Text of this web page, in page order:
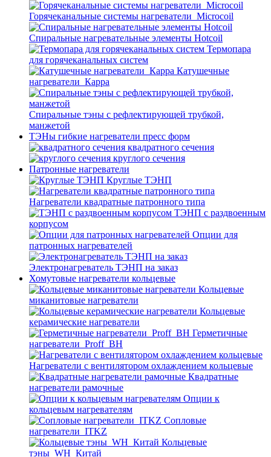
Горячеканальные системы нагреватели_Microcoil
Спиральные нагревательные элементы Hotcoil
Термопара
для горячеканальных систем
Катушечные
нагреватели_Карра
Спиральные тэны с рефлектирующей трубкой,
манжетой
ТЭНы гибкие нагреватели пресс форм
квадратного сечения
круглого сечения
Патронные нагреватели
Круглые ТЭНП
Нагреватели квадратные патронного типа
ТЭНП с раздвоенным
корпусом
Опции для
патронных нагревателей
Электронагреватель ТЭНП на заказ
Хомутовые нагреватели кольцевые
Кольцевые
миканитовые нагреватели
Кольцевые
керамические нагреватели
Герметичные
нагреватели_Proff_BH
Нагреватели с вентилятором охлаждением кольцевые
Квадратные
нагреватели рамочные
Опции к
кольцевым нагревателям
Cопловые
нагреватели_ITKZ
Кольцевые
тэны_WH_Китай